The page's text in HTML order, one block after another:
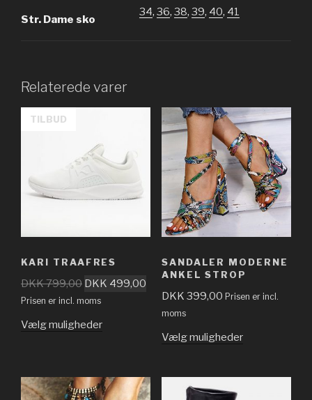
Str. Dame sko
34, 36, 38, 39, 40, 41
Relaterede varer
TILBUD
KARI TRAAFRES
DKK799,00 DKK 499,00
Prisen er incl. moms
Vælg muligheder
SANDALER MODERNE
ANKEL STROP
DKK 399,00 Prisen er incl.
moms
Vælg muligheder